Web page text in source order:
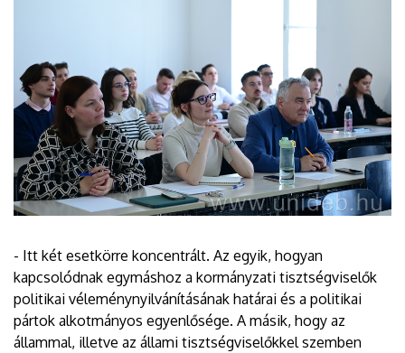
- Itt két esetkörre koncentrált. Az egyik, hogyan
kapcsolódnak egymáshoz a kormányzati tisztségviselők
politikai véleménynyilvánításának határai és a politikai
pártok alkotmányos egyenlősége. A másik, hogy az
állammal, illetve az állami tisztségviselőkkel szemben